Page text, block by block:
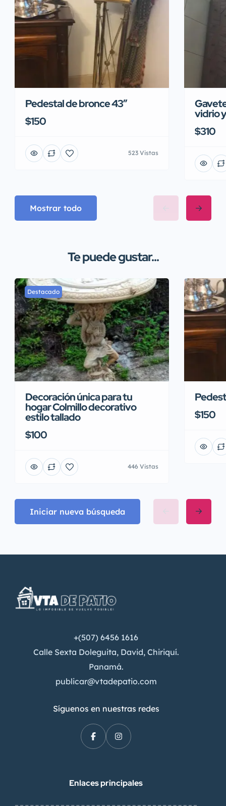
Pedestal de bronce 43″
$150
523 Vistas
vidrio
$310
Mostrar todo
Te puede gustar...
Destacado
Decoración única para tu
hogar Colmillo decorativo
estilo tallado
$100
446 Vistas
$150
Iniciar nueva búsqueda
+(507) 6456 1616
Calle Sexta Doleguita, David, Chiriquí.
Panamá.
publicar@vtadepatio.com
Síguenos en nuestras redes
Enlaces principales